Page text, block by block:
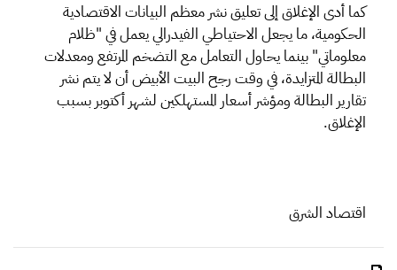
كما أدى الإغلاق إلى تعليق نشر معظم البيانات الاقتصادية
الحكومية، ما يجعل الاحتياطي الفيدرالي يعمل في "ظلام
معلوماتي" بينما يحاول التعامل مع التضخم المرتفع ومعدلات
البطالة المتزايدة، في وقت رجح البيت الأبيض أن لا يتم نشر
تقارير البطالة ومؤشر أسعار المستهلكين لشهر أكتوبر بسبب
الإغلاق.
اقتصاد الشرق